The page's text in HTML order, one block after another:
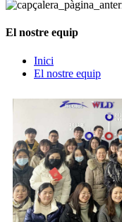
El nostre equip
Inici
El nostre equip